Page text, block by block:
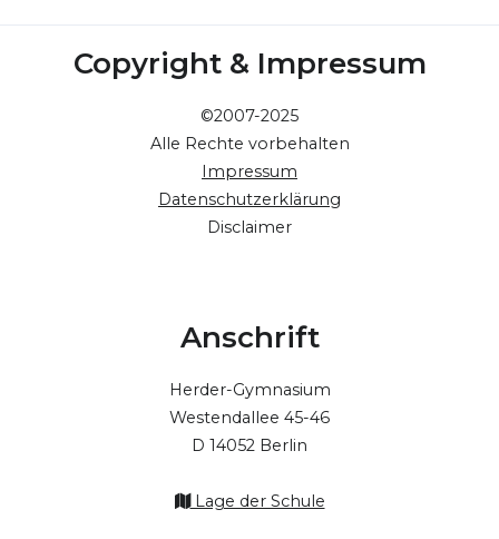
Copyright & Impressum
©2007-2025
Alle Rechte vorbehalten
Impressum
Datenschutzerklärung
Disclaimer
Anschrift
Herder-Gymnasium
Westendallee 45-46
D 14052 Berlin
Lage der Schule